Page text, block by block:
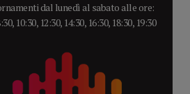
dal lunedì al sabato alle ore:
10:30, 12:30, 14:30, 16:30, 18:30, 19:30